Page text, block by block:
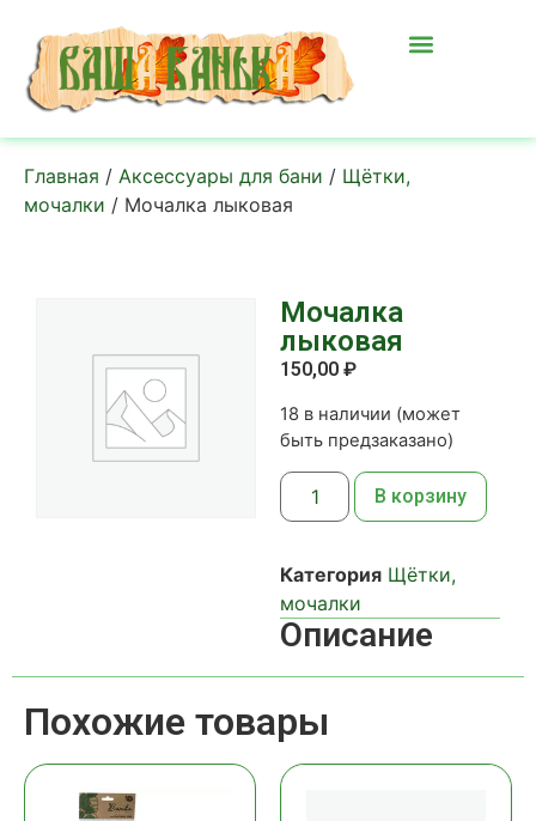
Главная / Аксессуары для бани / Щётки,
мочалки / Мочалка лыковая
Мочалка
лыковая
150,00 ₽
18 в наличии (может
быть предзаказано)
В корзину
Категория Щётки,
мочалки
Описание
Похожие товары